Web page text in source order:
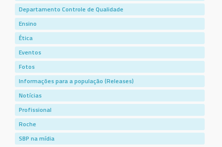
Departamento Controle de Qualidade
Ensino
Ética
Eventos
Fotos
Informações para a população (Releases)
Notícias
Profissional
Roche
SBP na mídia